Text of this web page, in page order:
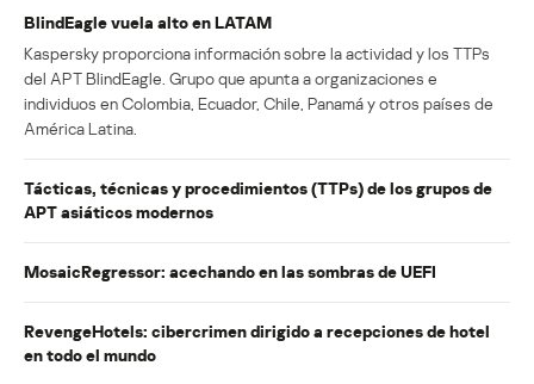
BlindEagle vuela alto en LATAM
Kaspersky proporciona información sobre la actividad y los TTPs
del APT BlindEagle. Grupo que apunta a organizaciones e
individuos en Colombia, Ecuador, Chile, Panamá y otros países de
América Latina.
Tácticas, técnicas y procedimientos (TTPs) de los grupos de
APT asiáticos modernos
MosaicRegressor: acechando en las sombras de UEFI
RevengeHotels: cibercrimen dirigido a recepciones de hotel
en todo el mundo